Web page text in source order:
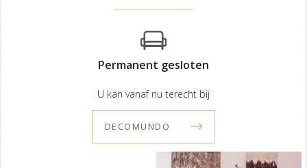
Permanent gesloten
U kan vanaf nu terecht bij
DECOMUNDO